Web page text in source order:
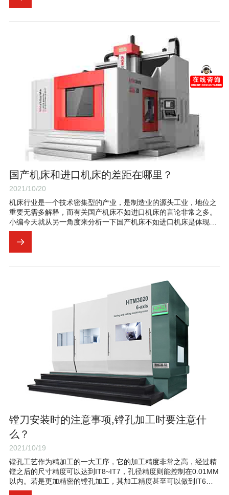
国产机床和进口机床的差距在哪里？
2021/10/20
机床行业是一个技术密集型的产业，是制造业的源头工业，地位之
重要无需多解释，而有关国产机床不如进口机床的言论非常之多。
小编今天就从另一角度来分析一下国产机床不如进口机床是体现在
哪些方面的？
镗刀安装时的注意事项,镗孔加工时要注意什
么？
2021/10/19
镗孔工艺作为精加工的一大工序，它的加工精度非常之高，经过精
镗之后的尺寸精度可以达到IT8~IT7，孔径精度则能控制在0.01MM
以内。若是更加精密的镗孔加工，其加工精度甚至可以做到IT6，
表面质量相当的好。普通镗孔的表面粗糙度即Ra能控制在